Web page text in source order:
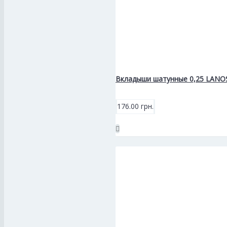
Вкладыши шатунные 0,25
176.00 грн.